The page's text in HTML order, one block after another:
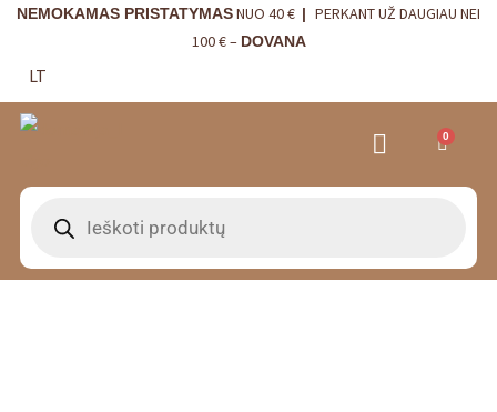
NEMOKAMAS PRISTATYMASNUO 40 € | PERKANT UŽ DAUGIAU NEI
100 € – DOVANA
LT
0